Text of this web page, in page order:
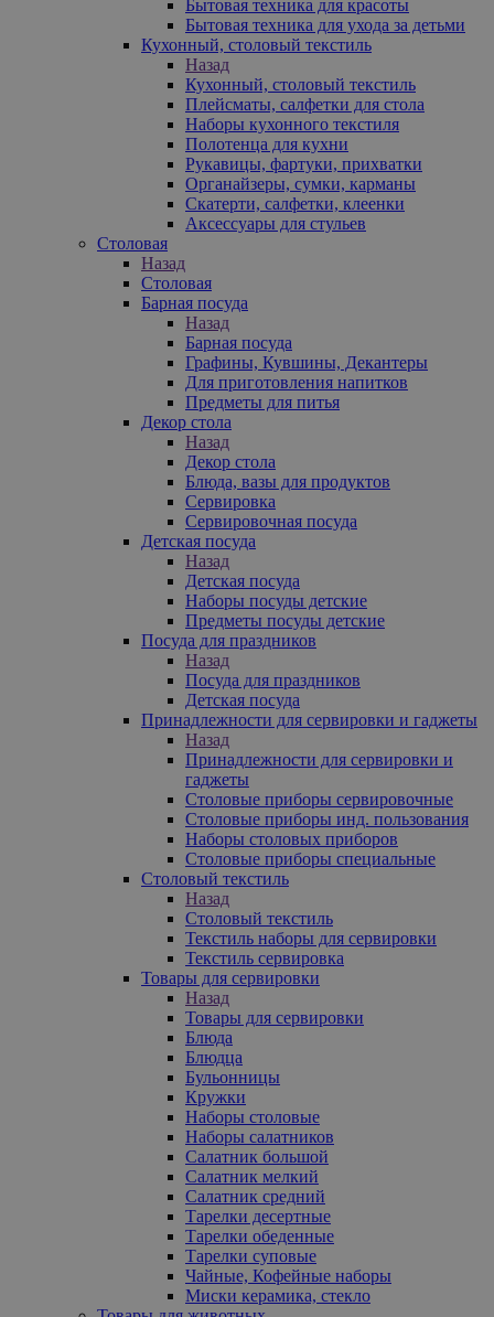
Бытовая техника для красоты
Бытовая техника для ухода за детьми
Кухонный, столовый текстиль
Назад
Кухонный, столовый текстиль
Плейсматы, салфетки для стола
Наборы кухонного текстиля
Полотенца для кухни
Рукавицы, фартуки, прихватки
Органайзеры, сумки, карманы
Скатерти, салфетки, клеенки
Аксессуары для стульев
Столовая
Назад
Столовая
Барная посуда
Назад
Барная посуда
Графины, Кувшины, Декантеры
Для приготовления напитков
Предметы для питья
Декор стола
Назад
Декор стола
Блюда, вазы для продуктов
Сервировка
Сервировочная посуда
Детская посуда
Назад
Детская посуда
Наборы посуды детские
Предметы посуды детские
Посуда для праздников
Назад
Посуда для праздников
Детская посуда
Принадлежности для сервировки и гаджеты
Назад
Принадлежности для сервировки и
гаджеты
Столовые приборы сервировочные
Столовые приборы инд. пользования
Наборы столовых приборов
Столовые приборы специальные
Столовый текстиль
Назад
Столовый текстиль
Текстиль наборы для сервировки
Текстиль сервировка
Товары для сервировки
Назад
Товары для сервировки
Блюда
Блюдца
Бульонницы
Кружки
Наборы столовые
Наборы салатников
Салатник большой
Салатник мелкий
Салатник средний
Тарелки десертные
Тарелки обеденные
Тарелки суповые
Чайные, Кофейные наборы
Миски керамика, стекло